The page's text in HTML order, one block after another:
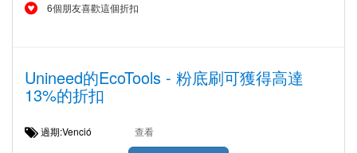
6個朋友喜歡這個折扣
Unineed的EcoTools - 粉底刷可獲得高達
13%的折扣
過期:Venció 查看